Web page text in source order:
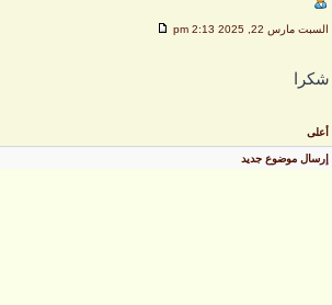
السبت مارس 22, 2025 2:13 pm
أعلى
إرسال موضوع جديد